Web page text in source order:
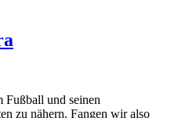
Fußball und seinen
zu nähern. Fangen wir also